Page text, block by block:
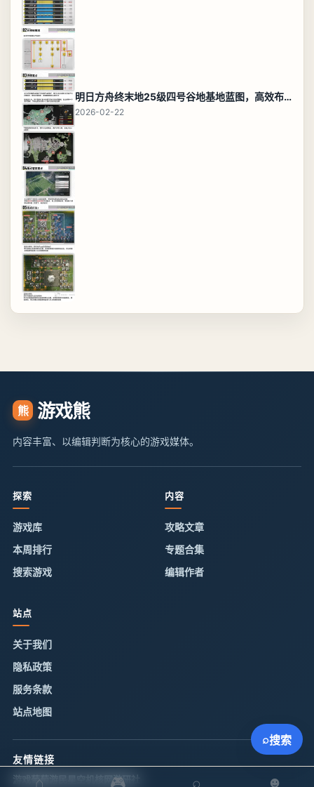
明日方舟终末地25级四号谷地基地蓝图，高效布局规划
2026-02-22
熊 游戏熊
内容丰富、以编辑判断为核心的游戏媒体。
探索
游戏库
本周排行
搜索游戏
内容
攻略文章
专题合集
编辑作者
站点
关于我们
隐私政策
服务条款
站点地图
友情链接
游戏葡萄 机核网游研社
⌂ 🎮 ⌕ ☻
⌕搜索